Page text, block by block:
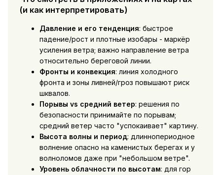
(и как интерпретировать)
Давление и его тенденция: быстрое
падение/рост и плотные изобары - маркёр
усиления ветра; важно направление ветра
относительно береговой линии.
Фронты и конвекция: линия холодного
фронта и зоны ливней/гроз повышают риск
шквалов.
Порывы vs средний ветер: решения по
безопасности принимайте по порывам;
средний ветер часто "успокаивает" картину.
Высота волны и период: длиннопериодное
волнение опасно на каменистых берегах и у
волноломов даже при "небольшом ветре".
Уровень облачности по высотам: для гор